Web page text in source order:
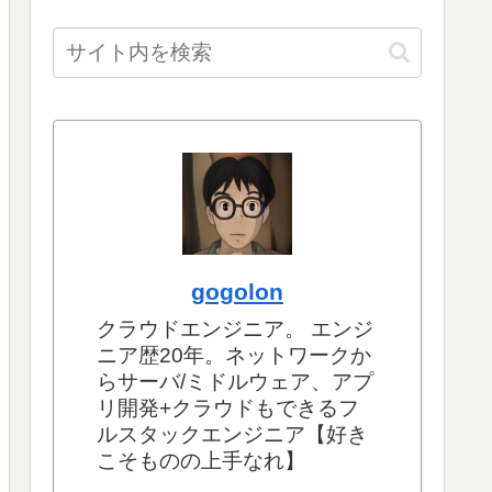
gogolon
クラウドエンジニア。 エンジ
ニア歴20年。ネットワークか
らサーバ/ミドルウェア、アプ
リ開発+クラウドもできるフ
ルスタックエンジニア【好き
こそものの上手なれ】